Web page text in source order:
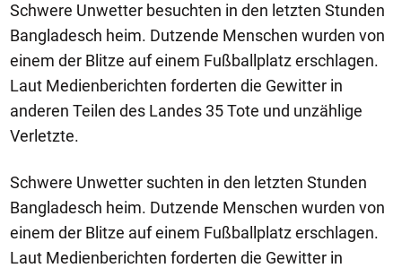
Schwere Unwetter besuchten in den letzten Stunden
Bangladesch heim. Dutzende Menschen wurden von
einem der Blitze auf einem Fußballplatz erschlagen.
Laut Medienberichten forderten die Gewitter in
anderen Teilen des Landes 35 Tote und unzählige
Verletzte.
Schwere Unwetter suchten in den letzten Stunden
Bangladesch heim. Dutzende Menschen wurden von
einem der Blitze auf einem Fußballplatz erschlagen.
Laut Medienberichten forderten die Gewitter in